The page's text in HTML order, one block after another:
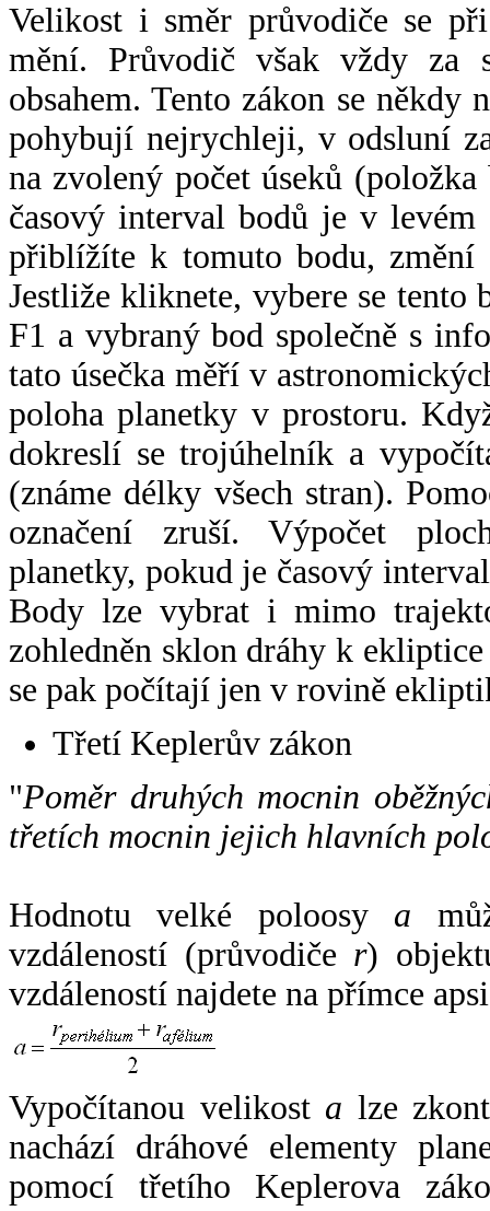
Velikost i směr průvodiče se
mění. Průvodič však vždy za
obsahem. Tento zákon se někdy
pohybují nejrychleji, v odsluní
na zvolený počet úseků
časový interval bodů je v
přiblížíte k tomuto bodu,
Jestliže kliknete, vybere se tento
F1 a vybraný bod společně s
tato úsečka měří v
poloha planetky v prostoru.
dokreslí se trojúhelník a
(známe délky všech stran).
označení zruší. Výpočet
planetky, pokud je časový
Body lze vybrat i mimo
zohledněn sklon dráhy k
se pak počítají jen v rovině
Třetí Keplerův zákon
"Poměr druhých mocnin
třetích mocnin jejich hlavních
Hodnotu velké poloosy a
vzdáleností (průvodiče r)
vzdáleností najdete na přímce
Vypočítanou velikost a lze
nachází dráhové elementy
pomocí třetího Keplerova